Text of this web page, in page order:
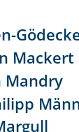
Mackert
Mandry